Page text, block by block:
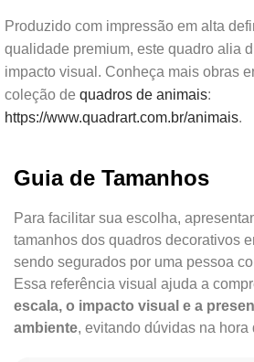
Produzido com impressão em alta
qualidade premium, este quadro alia
impacto visual. Conheça mais obras
coleção de quadros de animais:
https://www.quadrart.com.br/animais.
Guia de Tamanhos
Para facilitar sua escolha,
tamanhos dos quadros decorativos
sendo segurados por uma pessoa
Essa referência visual ajuda a
escala, o impacto visual e a
ambiente, evitando dúvidas na hora